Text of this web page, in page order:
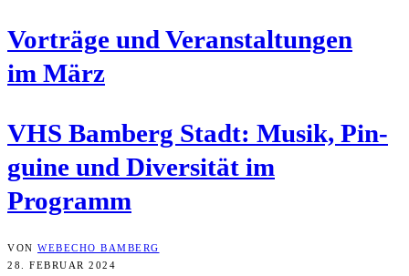
Vor­trä­ge und Ver­an­stal­tun­gen
im März
VHS Bam­berg Stadt: Musik, Pin­
gui­ne und Diver­si­tät im
Programm
VON WEBECHO BAMBERG
28. FEBRUAR 2024